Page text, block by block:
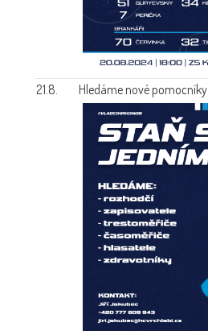
21.8. Hledáme nové pomocníky